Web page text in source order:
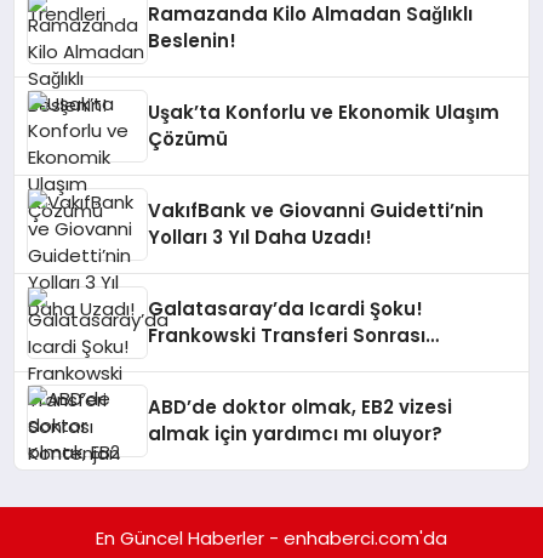
Ramazanda Kilo Almadan Sağlıklı
Beslenin!
Uşak’ta Konforlu ve Ekonomik Ulaşım
Çözümü
VakıfBank ve Giovanni Guidetti’nin
Yolları 3 Yıl Daha Uzadı!
Galatasaray’da Icardi Şoku!
Frankowski Transferi Sonrası
ABD’de doktor olmak, EB2 vizesi
almak için yardımcı mı oluyor?
En Güncel Haberler - enhaberci.com'da